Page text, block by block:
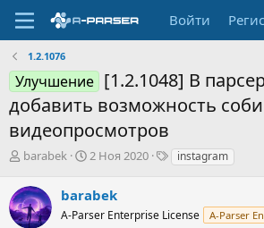
Войти
1.2.1076
Улучшение [1.2.1048] В
добавить возможность
видеопросмотров
А
т
о
р
barabek
Д
т
а
н
2 Ноя 2020
Тinstagram
barabek
A-Parser Enterprise License A-Parser